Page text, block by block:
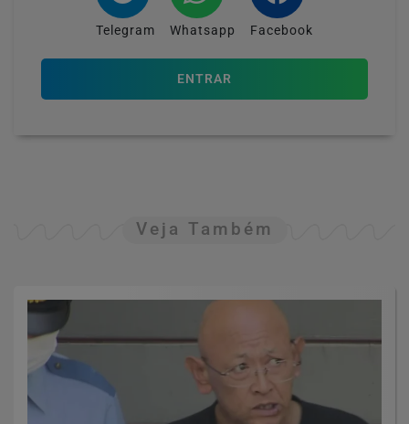
Telegram Whatsapp Facebook
ENTRAR
Veja Também